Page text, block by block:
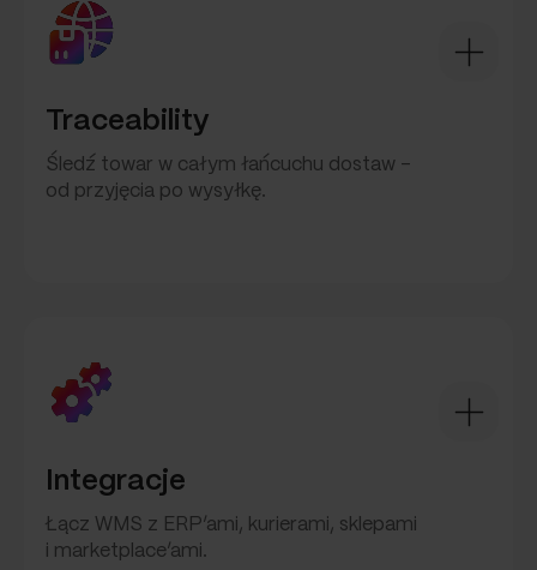
Traceability
Śledź towar w całym łańcuchu dostaw –
od przyjęcia po wysyłkę.
Integracje
Łącz WMS z ERP’ami, kurierami, sklepami
i marketplace’ami.